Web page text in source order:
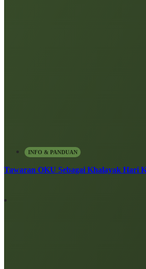
INFO & PANDUAN
Tawaran OKU Sebagai Khalayak Hari